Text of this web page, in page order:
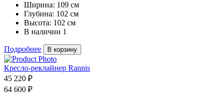
Ширина: 109 см
Глубина: 102 см
Высота: 102 см
В наличии 1
Подробнее В корзину
Кресло-реклайнер Rannis
45 220 ₽
64 600 ₽